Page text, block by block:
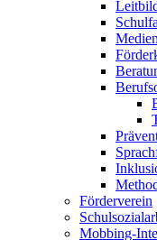
Förderverein
Mobbing-